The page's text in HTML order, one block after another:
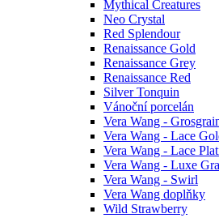
Mythical Creatures
Neo Crystal
Red Splendour
Renaissance Gold
Renaissance Grey
Renaissance Red
Silver Tonquin
Vánoční porcelán
Vera Wang -
Vera Wang - Lace
Vera Wang - Lace
Vera Wang - Luxe
Vera Wang - Swirl
Vera Wang doplňky
Wild Strawberry